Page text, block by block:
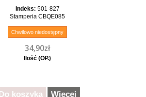
Indeks: 501-827
Stamperia CBQE085
Chwilowo niedostępny
34,90zł
Ilość (OP.)
Do koszyka Więcej